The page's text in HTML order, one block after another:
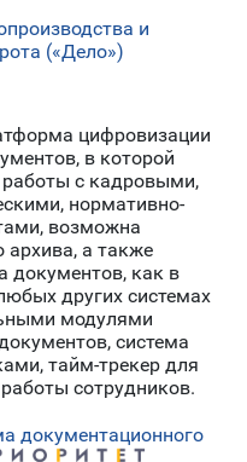
и
(«Дело»)
цифровизации
в которой
с кадровыми,
нормативно-
возможна
архива, а также
документов, как в
других системах
модулями
система
тайм-трекер для
сотрудников.